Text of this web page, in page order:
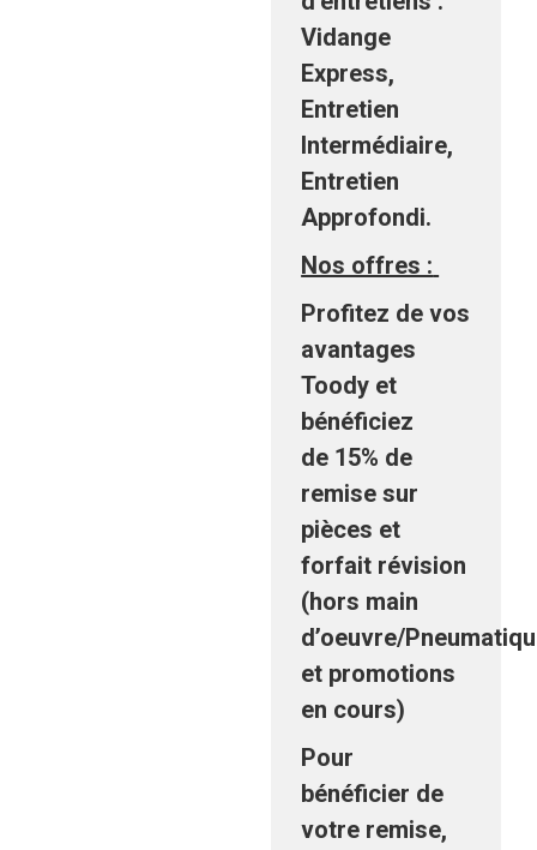
Vidange
Express,
Entretien
Intermédiaire,
Entretien
Approfondi.
Nos offres :
Profitez de vos
avantages
Toody et
bénéficiez
de 15% de
remise sur
pièces et
forfait révision
(hors main
d’oeuvre/
et promotions
en cours)
Pour
bénéficier de
votre remise,